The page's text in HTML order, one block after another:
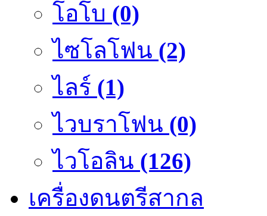
โอโบ (0)
ไซโลโฟน (2)
ไลร์ (1)
ไวบราโฟน (0)
ไวโอลิน (126)
เครื่องดนตรีสากล